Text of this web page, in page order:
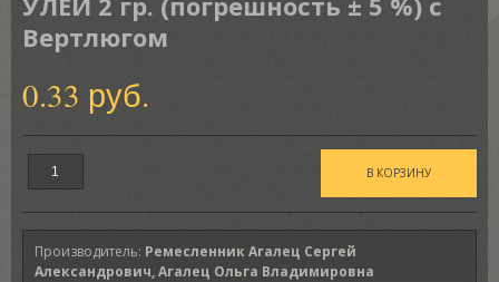
Вертлюгом
0.33 руб.
Производитель: Ремесленник Агалец Сергей
Александрович, Агалец Ольга Владимировна